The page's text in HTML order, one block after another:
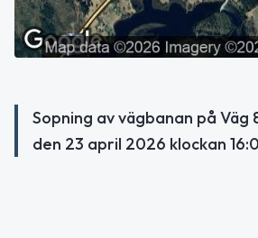
Sopning av vägbanan på
den 23 april 2026 klockan